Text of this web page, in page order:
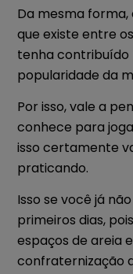
Da mesma forma,
que existe entre
tenha contribuído
popularidade da
Por isso, vale a
conhece para
isso certamente
praticando.
Isso se você já
primeiros dias,
espaços de areia
confraternização